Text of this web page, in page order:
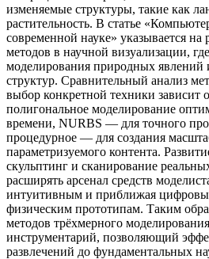
изменяемые структуры, такие как
растительность. В статье
современной науке» указывается
методов в научной визуализации,
моделирования природных явлений
структур. Сравнительный анализ
выбор конкретной техники зависит
полигональное моделирование
времени, NURBS — для точного
процедурное — для создания
параметризуемого контента.
скульптинг и сканирование
расширять арсенал средств
интуитивным и приближая
физическим прототипам. Таким
методов трёхмерного
инструментарий, позволяющий
развлечений до фундаментальных